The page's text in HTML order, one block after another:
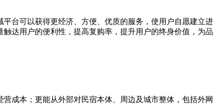
平台可以获得更经济、方便、优质的服务，使用户自愿建立进
触达用户的便利性 ，提高复购率，提升用户的终身价值，为品
成本；更能从外部对民宿本体、周边及城市整体，包括外网